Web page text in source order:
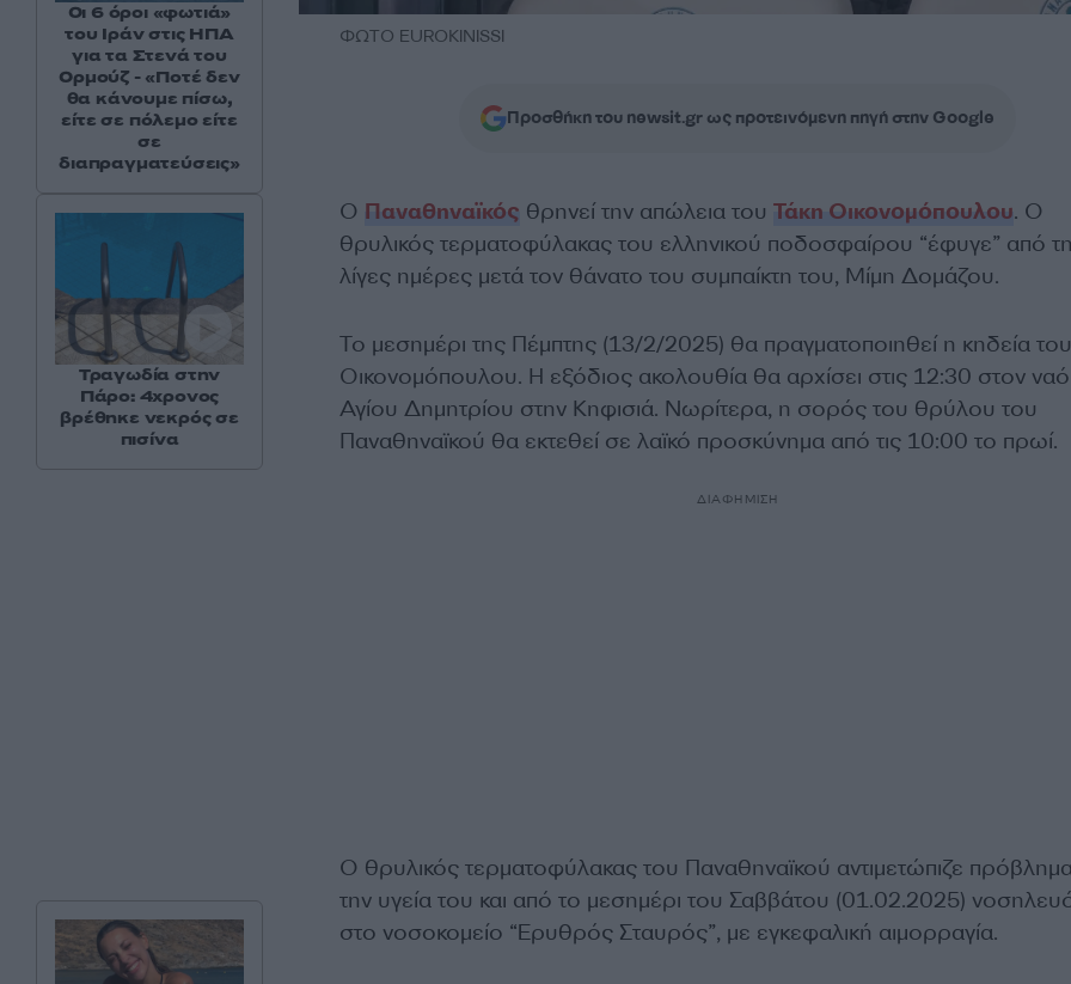
ΦΩΤΟ EUROKINISSI
Προσθήκη του newsit.gr ως προτεινόμενη πηγή στην Google
Ο Παναθηναϊκός θρηνεί την απώλεια του Τάκη Οικονομόπουλου. Ο
θρυλικός τερματοφύλακας του ελληνικού ποδοσφαίρου “έφυγε” από
λίγες ημέρες μετά τον θάνατο του συμπαίκτη του, Μίμη Δομάζου.
Το μεσημέρι της Πέμπτης (13/2/2025) θα πραγματοποιηθεί η κηδεία
Οικονομόπουλου. Η εξόδιος ακολουθία θα αρχίσει στις 12:30 στον
Αγίου Δημητρίου στην Κηφισιά. Νωρίτερα, η σορός του θρύλου του
Παναθηναϊκού θα εκτεθεί σε λαϊκό προσκύνημα από τις 10:00 το πρωί.
ΔΙΑΦΗΜΙΣΗ
Ο θρυλικός τερματοφύλακας του Παναθηναϊκού αντιμετώπιζε
την υγεία του και από το μεσημέρι του Σαββάτου (01.02.2025)
στο νοσοκομείο “Ερυθρός Σταυρός”, με εγκεφαλική αιμορραγία.
Οι 6 όροι «φωτιά»
του Ιράν στις ΗΠΑ
για τα Στενά του
Ορμούζ - «Ποτέ δεν
θα κάνουμε πίσω,
είτε σε πόλεμο είτε
σε
διαπραγματεύσεις»
Τραγωδία στην
Πάρο: 4χρονος
βρέθηκε νεκρός σε
πισίνα